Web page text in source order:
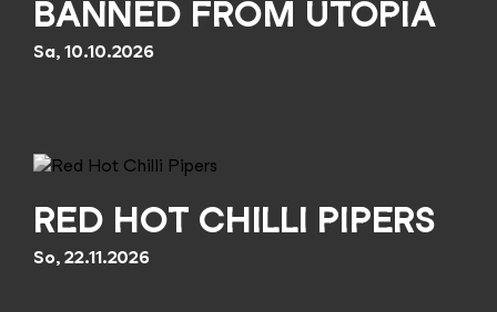
BANNED FROM UTOPIA
Sa, 10.10.2026
RED HOT CHILLI PIPERS
So, 22.11.2026